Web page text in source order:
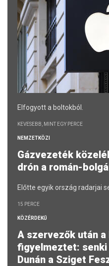
Elfogyott a boltokból.
KEVESEBB, MINT EGY PERCE
NEMZETKÖZI
Gázvezeték
drón a román-
Előtte egyik ország radarjai
15 PERCE
KÖZÉRDEKŰ
A szervezők után a
figyelmeztet: senki
Dunán a Sziget